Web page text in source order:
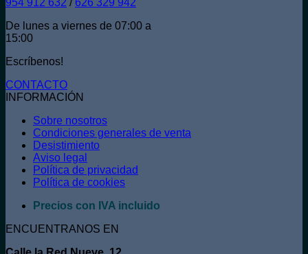
954 912 632 / 626 329 942
De lunes a viernes de 07:00 a
15:00
Escríbenos!
CONTACTO
INFORMACIÓN
Sobre nosotros
Condiciones generales de venta
Desistimiento
Aviso legal
Política de privacidad
Política de cookies
Precios con IVA incluido
ENCUENTRANOS EN